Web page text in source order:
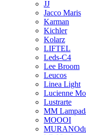
JJ
Jacco Maris
Karman
Kichler
Kolarz
LIFTEL
Leds-C4
Lee Broom
Leucos
Linea Light
Lucienne
Lustrarte
MM
MOOOI